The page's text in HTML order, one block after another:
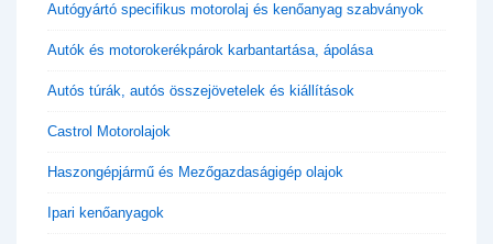
Autógyártó specifikus motorolaj és kenőanyag szabványok
Autók és motorokerékpárok karbantartása, ápolása
Autós túrák, autós összejövetelek és kiállítások
Castrol Motorolajok
Haszongépjármű és Mezőgazdaságigép olajok
Ipari kenőanyagok